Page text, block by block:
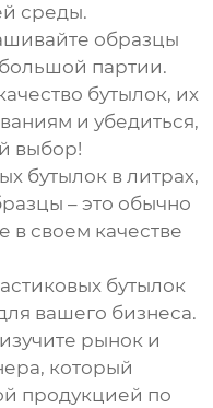
среды.
образцы
партии.
бутылок, их
и убедиться,
выбор!
бутылок в литрах,
– это обычно
в своем качестве
бутылок
вашего бизнеса.
рынок и
который
продукцией по